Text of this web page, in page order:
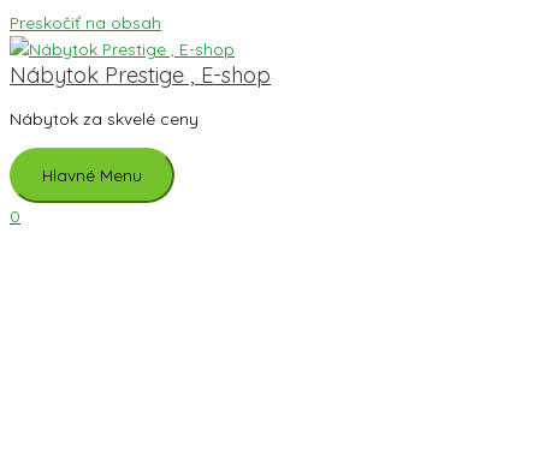
Preskočiť na obsah
Nábytok Prestige , E-shop
Nábytok za skvelé ceny
Hlavné Menu
0